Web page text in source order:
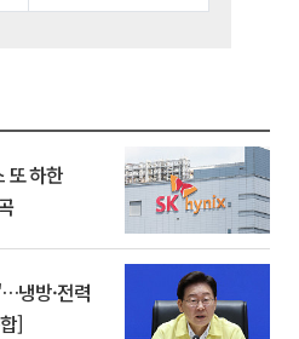
또 하한
냉방·전력
]